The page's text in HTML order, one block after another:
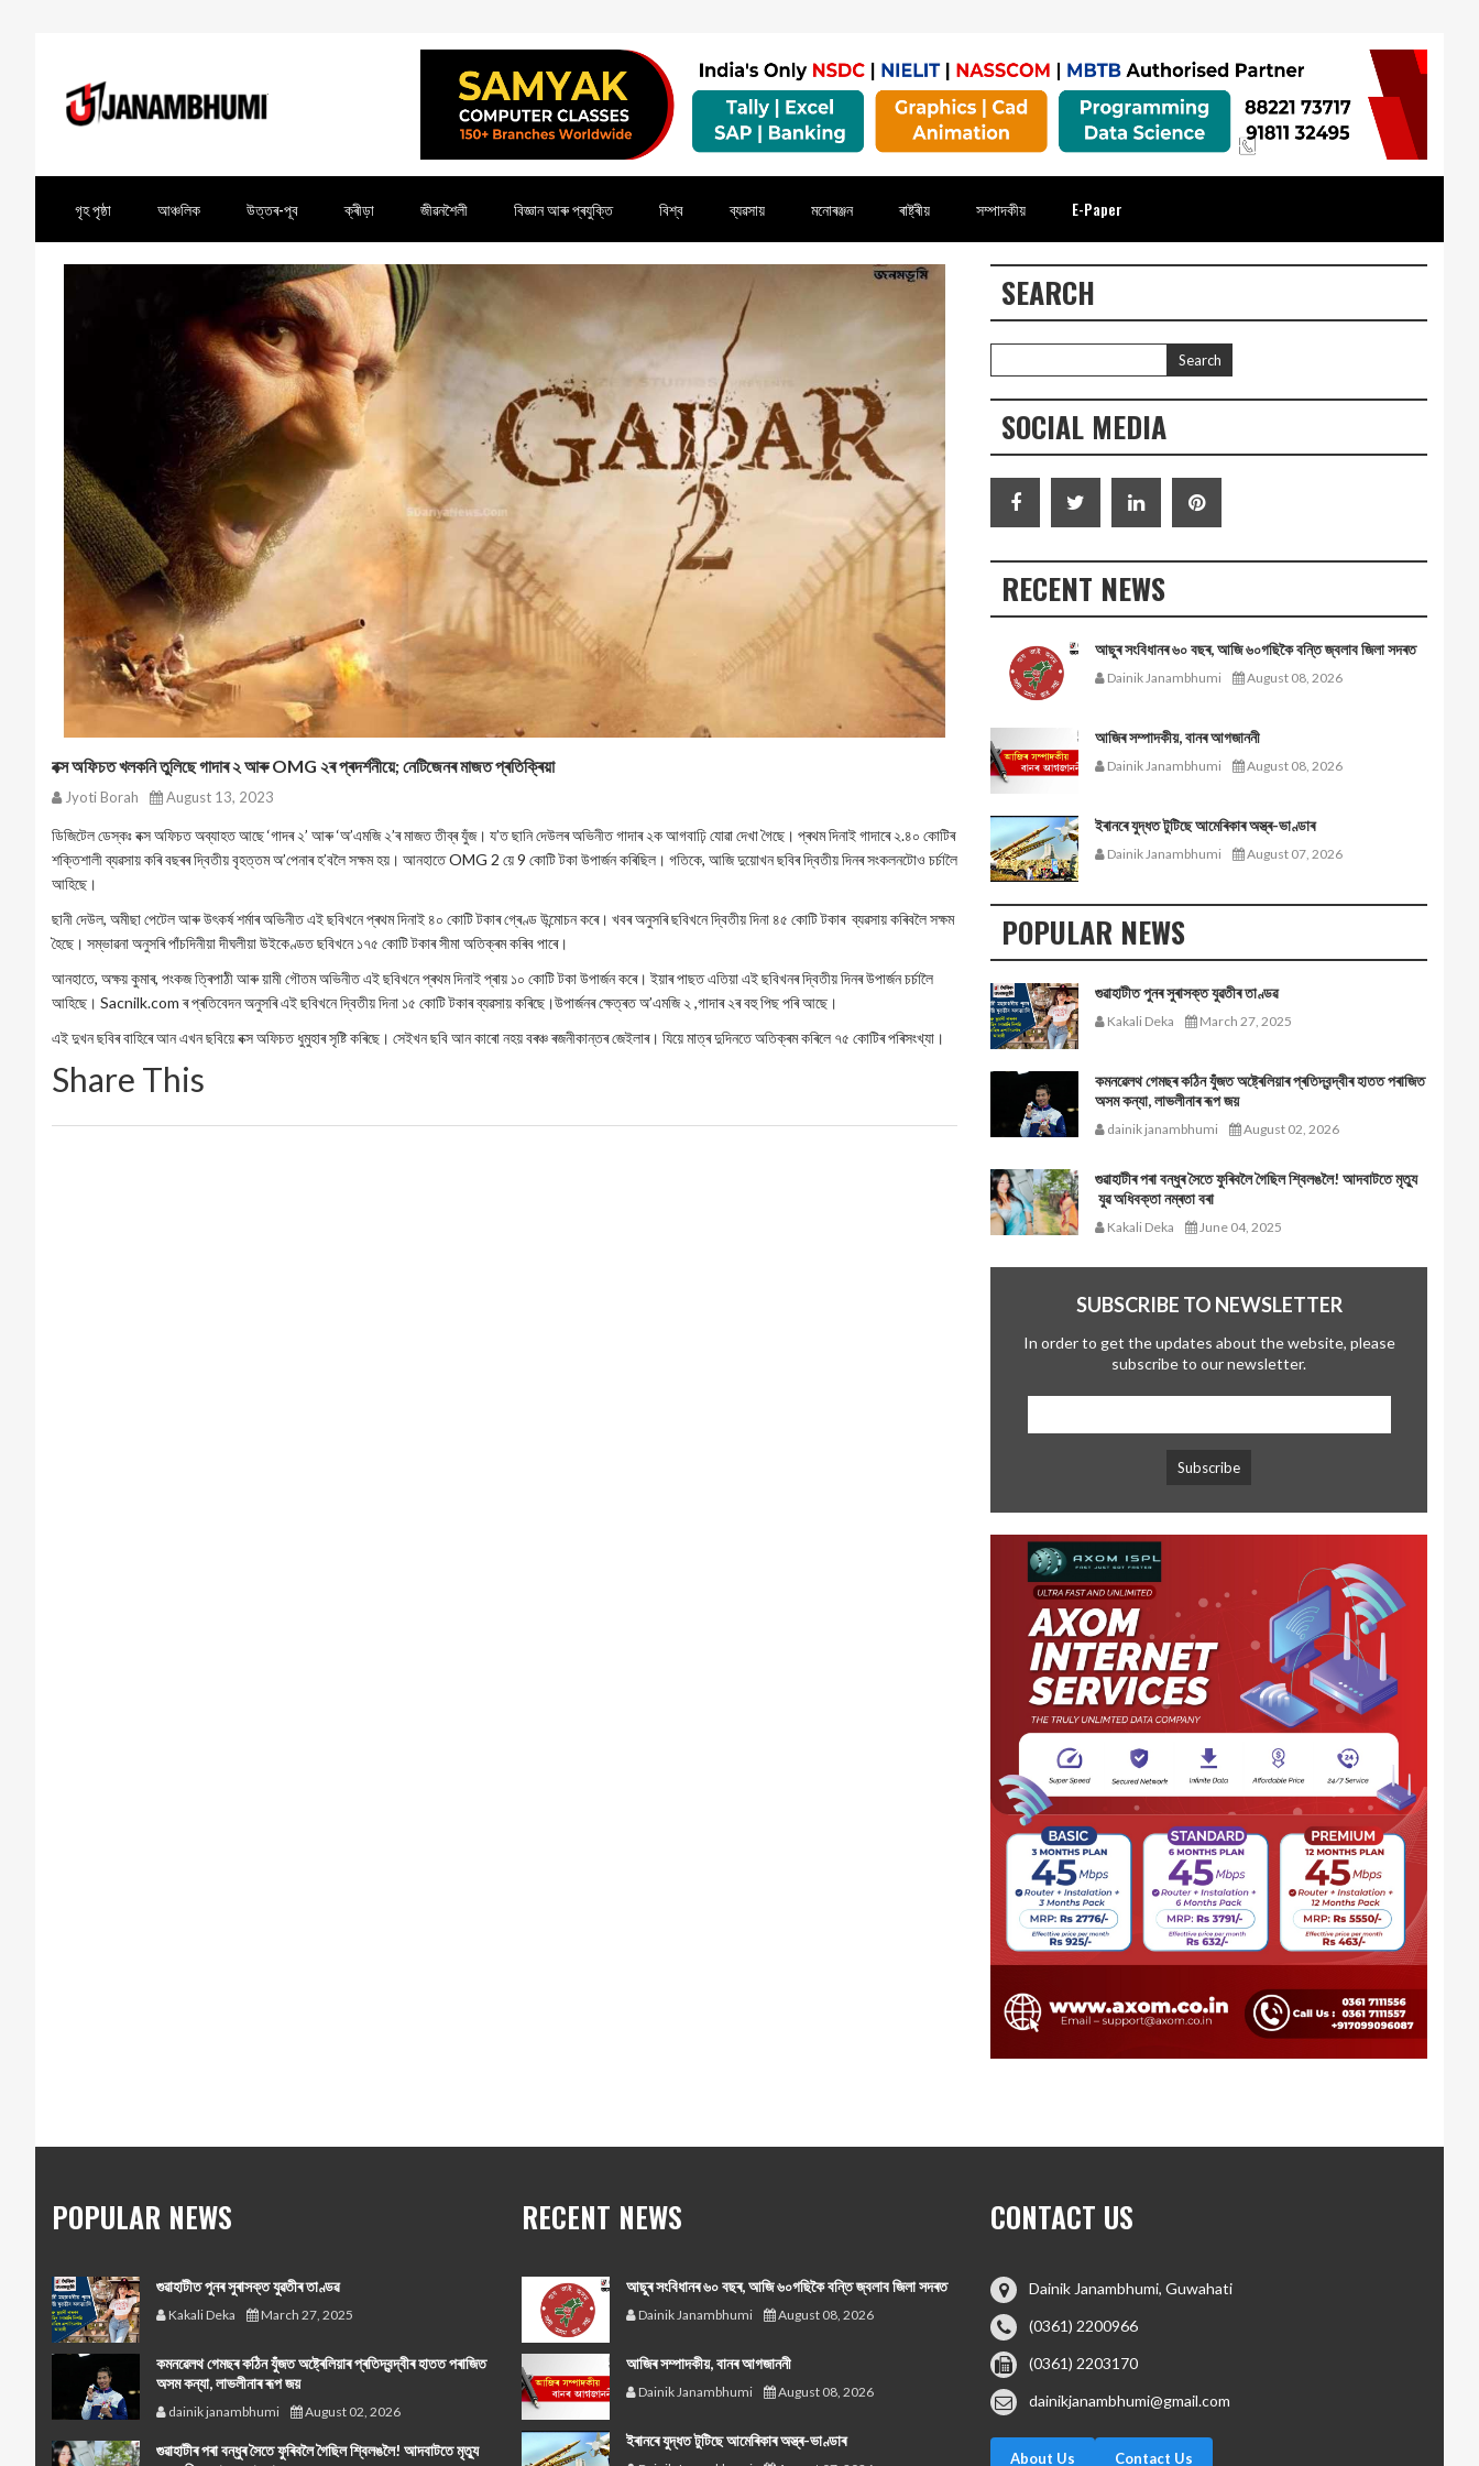
গৃহ পৃষ্ঠা আঞ্চলিক উত্তৰ-পূব ক্ৰীড়া জীৱনশৈলী বিজ্ঞান আৰু প্ৰযুক্তি বিশ্ব ব্যৱসায় মনোৰঞ্জন ৰাষ্ট্ৰীয় সম্পাদকীয় E-Paper
বক্স অফিচত খলকনি তুলিছে গাদাৰ ২ আৰু OMG ২ৰ প্ৰদৰ্শনীয়ে; নেটিজেনৰ মাজত প্ৰতিক্ৰিয়া
Jyoti Borah August 13, 2023
ডিজিটেল ডেস্কঃ বক্স অফিচত অব্যাহত আছে ‘গাদৰ ২’ আৰু ‘অ’এমজি ২’ৰ মাজত তীব্ৰ যুঁজ। য’ত ছানি দেউলৰ অভিনীত গাদাৰ ২ক আগবাঢ়ি যোৱা দেখা গৈছে। প্ৰথম দিনাই গাদাৰে ২.৪০ কোটিৰ
শক্তিশালী ব্যৱসায় কৰি বছৰৰ দ্বিতীয় বৃহত্তম অ’পেনাৰ হ’বলৈ সক্ষম হয়। আনহাতে OMG 2 য়ে 9 কোটি টকা উপাৰ্জন কৰিছিল। গতিকে, আজি দুয়োখন ছবিৰ দ্বিতীয় দিনৰ সংকলনটোও চৰ্চালৈ
আহিছে।
ছানী দেউল, অমীছা পেটেল আৰু উৎকৰ্ষ শৰ্মাৰ অভিনীত এই ছবিখনে প্ৰথম দিনাই ৪০ কোটি টকাৰ গ্ৰেণ্ড উন্মোচন কৰে। খবৰ অনুসৰি ছবিখনে দ্বিতীয় দিনা ৪৫ কোটি টকাৰ ব্যৱসায় কৰিবলৈ সক্ষম
হৈছে। সম্ভাৱনা অনুসৰি পাঁচদিনীয়া দীঘলীয়া উইকেণ্ডত ছবিখনে ১৭৫ কোটি টকাৰ সীমা অতিক্ৰম কৰিব পাৰে।
আনহাতে, অক্ষয় কুমাৰ, পংকজ ত্ৰিপাঠী আৰু য়ামী গৌতম অভিনীত এই ছবিখনে প্ৰথম দিনাই প্ৰায় ১০ কোটি টকা উপাৰ্জন কৰে। ইয়াৰ পাছত এতিয়া এই ছবিখনৰ দ্বিতীয় দিনৰ উপাৰ্জন চৰ্চালৈ
আহিছে। Sacnilk.com ৰ প্ৰতিবেদন অনুসৰি এই ছবিখনে দ্বিতীয় দিনা ১৫ কোটি টকাৰ ব্যৱসায় কৰিছে।উপাৰ্জনৰ ক্ষেত্ৰত অ’এমজি ২ ,গাদাৰ ২ৰ বহু পিছ পৰি আছে।
এই দুখন ছবিৰ বাহিৰে আন এখন ছবিয়ে বক্স অফিচত ধুমুহাৰ সৃষ্টি কৰিছে। সেইখন ছবি আন কাৰো নহয় বৰঞ্চ ৰজনীকান্তৰ জেইলাৰ। যিয়ে মাত্ৰ দুদিনতে অতিক্ৰম কৰিলে ৭৫ কোটিৰ পৰিসংখ্যা।
Share This
SEARCH
SOCIAL MEDIA
RECENT NEWS
আছুৰ সংবিধানৰ ৬০ বছৰ, আজি ৬০গছিকৈ বন্তি জ্বলাব জিলা সদৰত
Dainik Janambhumi August 08, 2026
আজিৰ সম্পাদকীয়, বানৰ আগজাননী
Dainik Janambhumi August 08, 2026
ইৰানৰে যুদ্ধত টুটিছে আমেৰিকাৰ অস্ত্ৰ-ভাণ্ডাৰ
Dainik Janambhumi August 07, 2026
POPULAR NEWS
গুৱাহাটীত পুনৰ সুৰাসক্ত যুৱতীৰ তাণ্ডৱ
Kakali Deka March 27, 2025
কমনৱেলথ গেমছৰ কঠিন যুঁজত অষ্ট্ৰেলিয়াৰ প্ৰতিদ্বন্দ্বীৰ হাতত পৰাজিত
অসম কন্যা, লাভলীনাৰ ৰূপ জয়
dainik janambhumi August 02, 2026
গুৱাহাটীৰ পৰা বন্ধুৰ সৈতে ফুৰিবলৈ গৈছিল শ্বিলঙলৈ! আদবাটতে মৃত্যু
যুৱ অধিবক্তা নম্ৰতা বৰা
Kakali Deka June 04, 2025
SUBSCRIBE TO NEWSLETTER
In order to get the updates about the website, please
subscribe to our newsletter.
POPULAR NEWS
গুৱাহাটীত পুনৰ সুৰাসক্ত যুৱতীৰ তাণ্ডৱ
Kakali Deka March 27, 2025
কমনৱেলথ গেমছৰ কঠিন যুঁজত অষ্ট্ৰেলিয়াৰ প্ৰতিদ্বন্দ্বীৰ হাতত পৰাজিত
অসম কন্যা, লাভলীনাৰ ৰূপ জয়
dainik janambhumi August 02, 2026
গুৱাহাটীৰ পৰা বন্ধুৰ সৈতে ফুৰিবলৈ গৈছিল শ্বিলঙলৈ! আদবাটতে মৃত্যু
RECENT NEWS
আছুৰ সংবিধানৰ ৬০ বছৰ, আজি ৬০গছিকৈ বন্তি জ্বলাব জিলা সদৰত
Dainik Janambhumi August 08, 2026
আজিৰ সম্পাদকীয়, বানৰ আগজাননী
Dainik Janambhumi August 08, 2026
ইৰানৰে যুদ্ধত টুটিছে আমেৰিকাৰ অস্ত্ৰ-ভাণ্ডাৰ
CONTACT US
Dainik Janambhumi, Guwahati
(0361) 2200966
(0361) 2203170
dainikjanambhumi@gmail.com
About Us Contact Us